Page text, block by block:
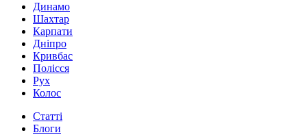
Динамо
Шахтар
Карпати
Дніпро
Кривбас
Полісся
Рух
Колос
Статті
Блоги